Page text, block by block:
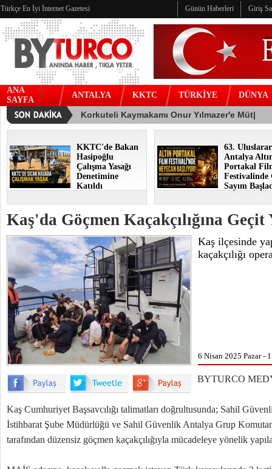
Türkçe En İyi İnternet Gazetesi Günün Haberleri Giriş
ANA
SAYFA
ANTALYA KKTC TÜRKİYE DÜNYA
KKTC'de Bakan
Hasipoğlu
Çalışma Yasağı
Denetimine
Katıldı
63.
Antalya
Portakal
Festivalinde
Sayım
Kaş'da Göçmen Kaçakçılığına Geçit
Kaş ilçesinde
kaçakçılığı
6 Nisan 2025 Pazar -
BYTURCO
Kaş Cumhuriyet Başsavcılığı talimatları doğrultusunda; Sahil
İstihbarat Şube Müdürlüğü ve Sahil Güvenlik Antalya Grup
tarafından düzensiz göçmen kaçakçılığıyla mücadeleye yönelik